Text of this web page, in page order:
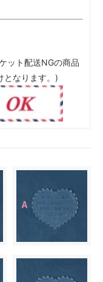
ット配送NGの商品
となります。)